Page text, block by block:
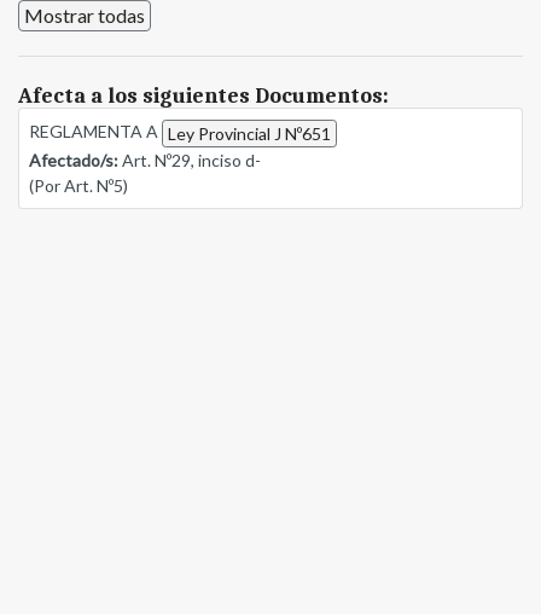
Mostrar todas
Afecta a los siguientes Documentos:
REGLAMENTA A Ley Provincial J Nº651
Afectado/s:Art. Nº29, inciso d-
(Por Art. Nº5)